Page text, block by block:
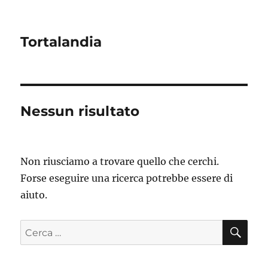
Tortalandia
Nessun risultato
Non riusciamo a trovare quello che cerchi.
Forse eseguire una ricerca potrebbe essere di
aiuto.
Cerca: